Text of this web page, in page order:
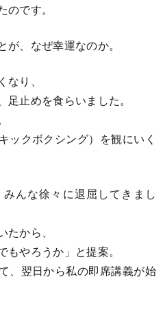
のです。
、なぜ幸運なのか。
り、
止めを食らいました。
ックボクシング）を観にいく
んな徐々に退屈してきまし
から、
もやろうか」と提案。
、翌日から私の即席講義が始